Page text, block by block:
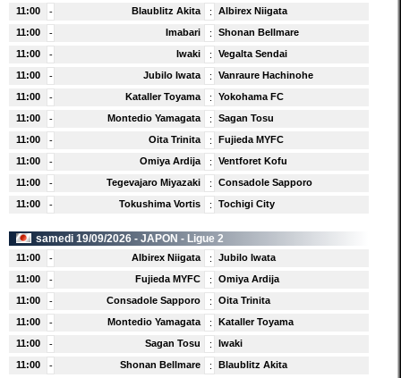
11:00 - Blaublitz Akita :
Albirex Niigata
11:00
- Imabari :
Shonan Bellmare
11:00
- Iwaki :
Vegalta Sendai
11:00
- Jubilo Iwata :
Vanraure Hachinohe
11:00
- Kataller Toyama :
Yokohama FC
11:00
- Montedio Yamagata :
Sagan Tosu
11:00
- Oita Trinita :
Fujieda MYFC
11:00
- Omiya Ardija :
Ventforet Kofu
11:00
- Tegevajaro Miyazaki :
Consadole Sapporo
11:00
- Tokushima Vortis : Tochigi City
samedi 19/09/2026 - JAPON - Ligue 2
11:00 - Albirex Niigata :
Jubilo Iwata
11:00
- Fujieda MYFC :
Omiya Ardija
11:00
- Consadole Sapporo :
Oita Trinita
11:00
- Montedio Yamagata :
Kataller Toyama
11:00
- Sagan Tosu :
Iwaki
11:00
- Shonan Bellmare : Blaublitz Akita